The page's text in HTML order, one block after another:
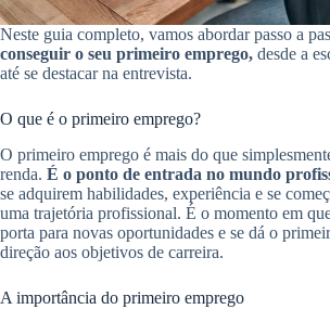
Neste guia completo, vamos abordar passo a
conseguir o seu primeiro emprego, desde a
até se destacar na entrevista.
O que é o primeiro emprego?
O primeiro emprego é mais do que
renda. É o ponto de entrada no mundo
se adquirem habilidades, experiência e se
uma trajetória profissional. É o momento em
porta para novas oportunidades e se dá o
direção aos objetivos de carreira.
A importância do primeiro emprego